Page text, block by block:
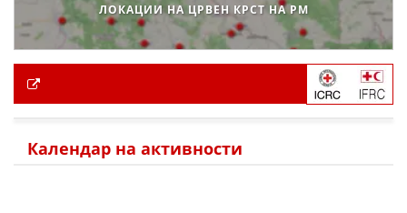
ЛОКАЦИИ НА ЦРВЕН КРСТ НА РМ
Календар на активности